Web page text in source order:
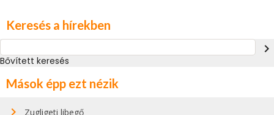
Keresés a hírekben
navigate_next
Bővített keresés
Mások épp ezt nézik
Zugligeti libegő